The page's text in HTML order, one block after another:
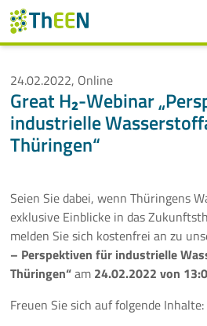
Suche
Navigation überspringen
ThEEN
Services
Mitglieder
Aktivitäten
Veranstaltungen
Aktuelle Termine
24.02.2022, Online
Great H₂-Webinar
industrielle
Thüringen“
Seien Sie dabei, wenn Thüringens
exklusive Einblicke in das
melden Sie sich kostenfrei an zu
– Perspektiven für industrielle
Thüringen“am 24.02.2022 von
Freuen Sie sich auf folgende Inhalte: